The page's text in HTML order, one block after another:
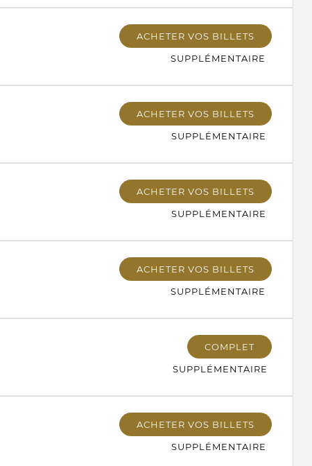
ACHETER VOS BILLETS
SUPPLÉMENTAIRE
ACHETER VOS BILLETS
SUPPLÉMENTAIRE
ACHETER VOS BILLETS
SUPPLÉMENTAIRE
ACHETER VOS BILLETS
SUPPLÉMENTAIRE
COMPLET
SUPPLÉMENTAIRE
ACHETER VOS BILLETS
SUPPLÉMENTAIRE